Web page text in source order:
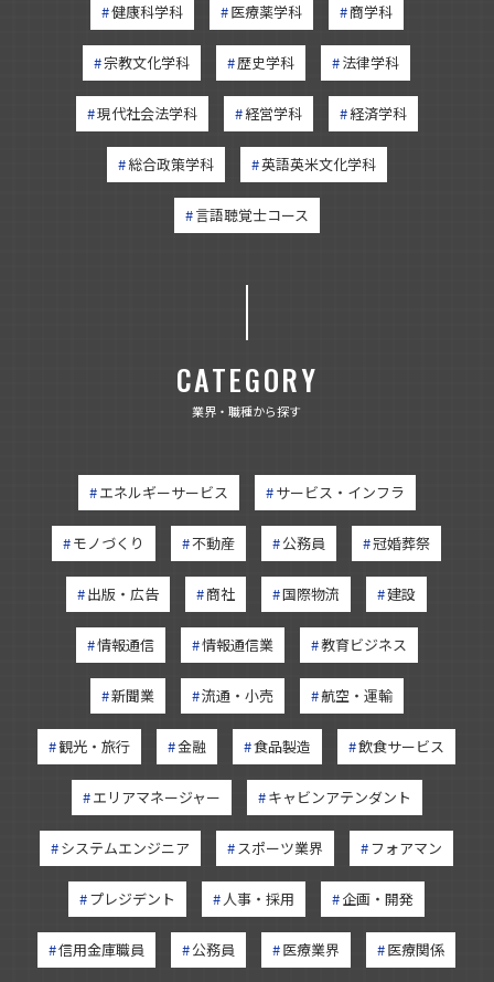
健康科学科 医療薬学科 商学科
宗教文化学科 歴史学科 法律学科
現代社会法学科 経営学科 経済学科
総合政策学科 英語英米文化学科
言語聴覚士コース
CATEGORY
業界・職種から探す
エネルギーサービス サービス・インフラ
モノづくり 不動産 公務員 冠婚葬祭
出版・広告 商社 国際物流 建設
情報通信 情報通信業 教育ビジネス
新聞業 流通・小売 航空・運輸
観光・旅行 金融 食品製造 飲食サービス
エリアマネージャー キャビンアテンダント
システムエンジニア スポーツ業界 フォアマン
プレジデント 人事・採用 企画・開発
信用金庫職員 公務員 医療業界 医療関係